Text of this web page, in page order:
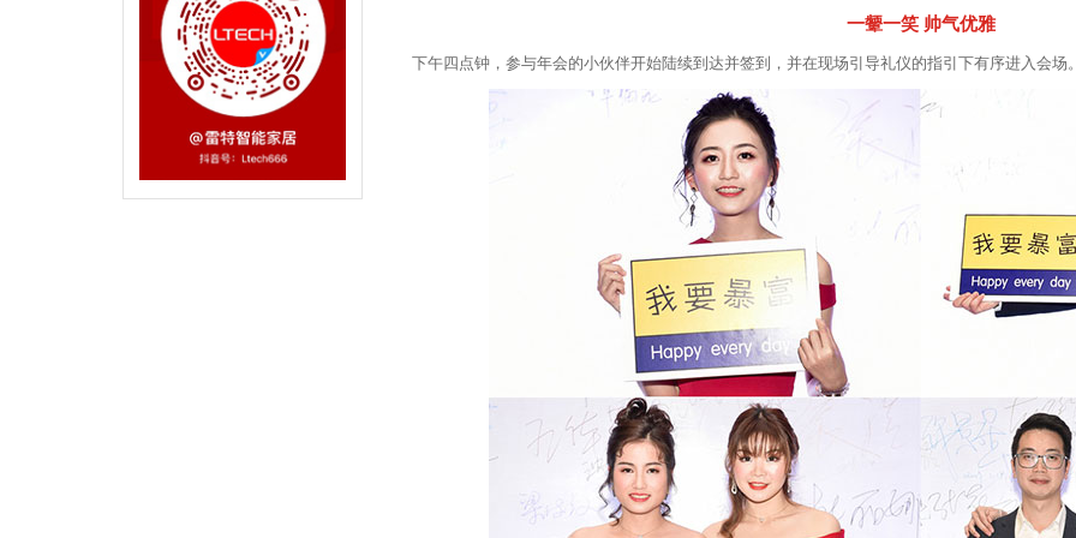
一颦一笑 帅气优雅
下午四点钟，参与年会的小伙伴开始陆续到达并签到，并在现场引导礼仪的指引下有序进入会场